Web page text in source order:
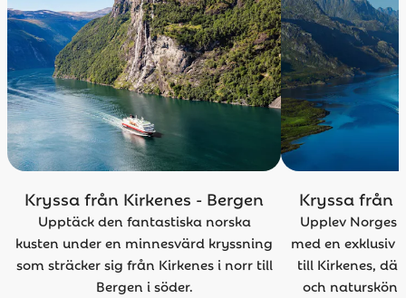
Kryssa från Kirkenes - Bergen
Upptäck den fantastiska norska
kusten under en minnesvärd kryssning
som sträcker sig från Kirkenes i norr till
Bergen i söder.
Kryssa från
Upplev Norges
med en exklusiv
till Kirkenes,
och